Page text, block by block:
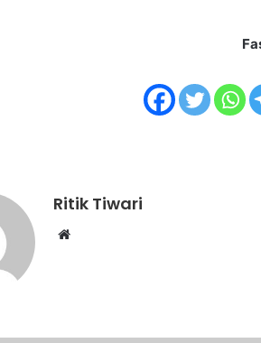
Ritik Tiwari
Website